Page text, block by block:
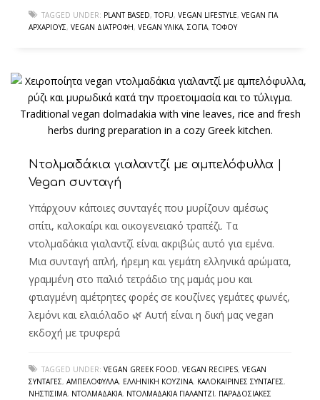
TAGGED UNDER: PLANT BASED,TOFU, VEGAN LIFESTYLE, VEGAN ΓΙΑ
ΑΡΧΆΡΙΟΥΣ, VEGAN ΔΙΑΤΡΟΦΉ, VEGAN ΥΛΙΚΆ, ΣΌΓΙΑ,ΤΌΦΟΥ
Ντολμαδάκια γιαλαντζί με αμπελόφυλλα |
Vegan συνταγή
Υπάρχουν κάποιες συνταγές που μυρίζουν αμέσως
σπίτι, καλοκαίρι και οικογενειακό τραπέζι. Τα
ντολμαδάκια γιαλαντζί είναι ακριβώς αυτό για εμένα.
Μια συνταγή απλή, ήρεμη και γεμάτη ελληνικά αρώματα,
γραμμένη στο παλιό τετράδιο της μαμάς μου και
φτιαγμένη αμέτρητες φορές σε κουζίνες γεμάτες φωνές,
λεμόνι και ελαιόλαδο 🌿 Αυτή είναι η δική μας vegan
εκδοχή με τρυφερά
TAGGED UNDER: VEGAN GREEK FOOD, VEGAN RECIPES, VEGAN
ΣΥΝΤΑΓΈΣ, ΑΜΠΕΛΌΦΥΛΛΑ, ΕΛΛΗΝΙΚΉ ΚΟΥΖΊΝΑ, ΚΑΛΟΚΑΙΡΙΝΈΣ ΣΥΝΤΑΓΈΣ,
ΝΗΣΤΊΣΙΜΑ, ΝΤΟΛΜΑΔΆΚΙΑ, ΝΤΟΛΜΑΔΆΚΙΑ ΓΙΑΛΑΝΤΖΊ, ΠΑΡΑΔΟΣΙΑΚΈΣ